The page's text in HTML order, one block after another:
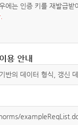
에는 인증 키를 재발급받
용 안내
반의 데이터 형식, 갱신